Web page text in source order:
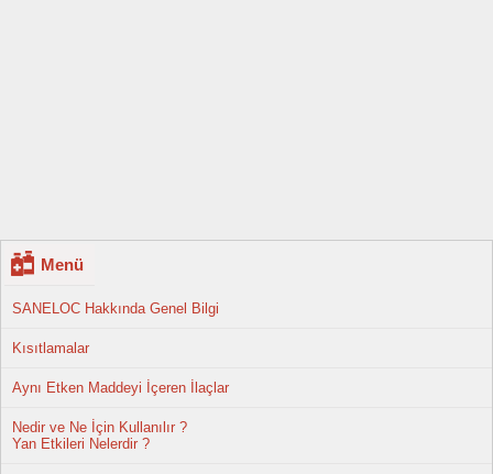
Menü
SANELOC Hakkında Genel Bilgi
Kısıtlamalar
Aynı Etken Maddeyi İçeren İlaçlar
Nedir ve Ne İçin Kullanılır ?
Yan Etkileri Nelerdir ?